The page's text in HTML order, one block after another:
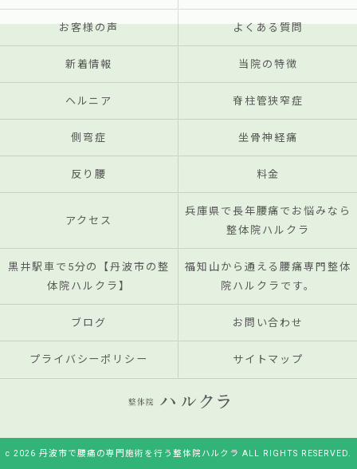
お客様の声 よくある質問
新着情報 当院の特徴
ヘルニア 脊柱管狭窄症
側弯症 坐骨神経痛
反り腰 料金
アクセス
兵庫県で長年腰痛でお悩みなら
整体院ハルクラ
黒井駅車で5分の【丹波市の整
体院ハルクラ】
福知山から通える腰痛専門整体
院ハルクラです。
ブログ お問い合わせ
プライバシーポリシー サイトマップ
c 2026 丹波市で腰痛の専門施術を行う整体院ハルクラ ALL RIGHTS RESERVED.